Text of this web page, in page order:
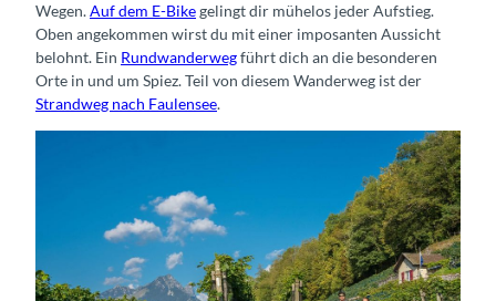
Wegen.Auf dem E-Bikegelingt dir mühelos jeder Aufstieg.
Oben angekommen wirst du mit einer imposanten Aussicht
belohnt. Ein Rundwanderwegführt dich an die besonderen
Orte in und um Spiez. Teil von diesem Wanderweg ist der
Strandweg nach Faulensee.